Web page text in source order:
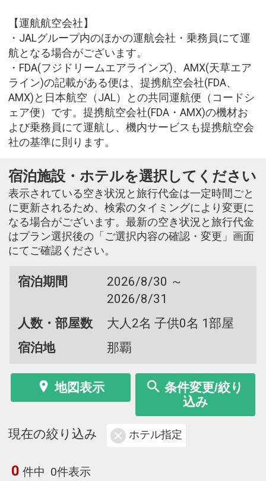
【運航航空会社】
・JALグループ内のほかの運航会社・乗務員にて運
航となる場合がございます。
・FDA(フジドリームエアラインズ)、AMX(天草エア
ライン)の記載がある便は、提携航空会社(FDA、
AMX)と日本航空（JAL）との共同運航便（コードシ
ェア便）です。提携航空会社(FDA・AMX)の機材お
よび乗務員にて運航し、機内サービスも提携航空会
社の基準に則ります。
宿泊施設・ホテルを選択してください
表示されている空き状況と旅行代金は一定時間ごと
に更新されるため、検索のタイミングにより変更に
なる場合がございます。最新の空き状況と旅行代金
はプラン選択後の「ご選択内容の確認・変更」画面
にてご確認ください。
宿泊期間
2026/8/30 ～
2026/8/31
人数・部屋数
大人2名 子供0名 1部屋
宿泊地
那覇
地図表示
条件変更/絞り
込み
現在の絞り込み ホテル指定
0 件中 0件表示